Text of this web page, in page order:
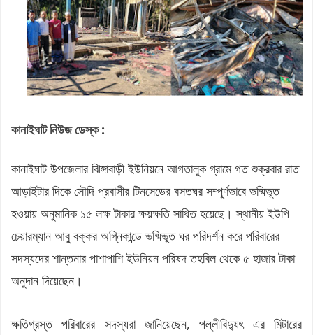
কানাইঘাট নিউজ ডেস্ক :
কানাইঘাট উপজেলার ঝিঙ্গাবাড়ী ইউনিয়নে আগতালুক গ্রামে গত শুক্রবার রাত
আড়াইটার দিকে সৌদি প্রবাসীর টিনসেডের বসতঘর সম্পূর্ণভাবে ভষ্মিভূত
হওয়ায় অনুমানিক ১৫ লক্ষ টাকার ক্ষয়ক্ষতি সাধিত হয়েছে। স্থানীয় ইউপি
চেয়ারম্যান আবু বক্কর অগ্নিকান্ডে ভষ্মিভূত ঘর পরিদর্শন করে পরিবারের
সদস্যদের শান্তনার পাশাপাশি ইউনিয়ন পরিষদ তহবিল থেকে ৫ হাজার টাকা
অনুদান দিয়েছেন।
ক্ষতিগ্রস্ত পরিবারের সদস্যরা জানিয়েছেন, পল্লীবিদ্যুৎ এর মিটারের